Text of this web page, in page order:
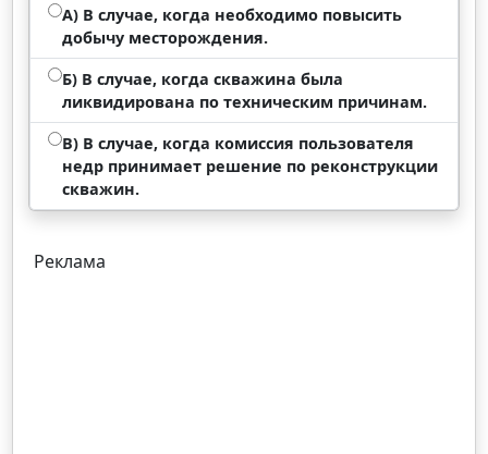
А) В случае, когда необходимо повысить
добычу месторождения.
Б) В случае, когда скважина была
ликвидирована по техническим причинам.
В) В случае, когда комиссия пользователя
недр принимает решение по реконструкции
скважин.
Реклама